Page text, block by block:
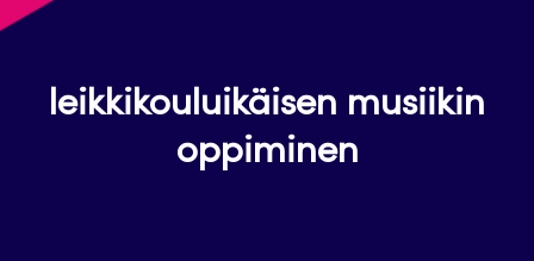
leikkikouluikäisen musiikin
oppiminen